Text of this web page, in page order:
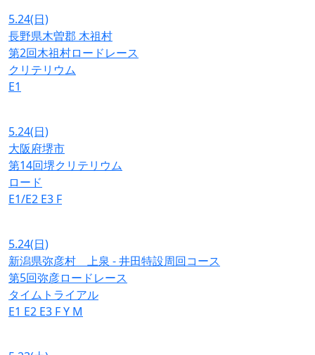
5.24(日)
長野県木曽郡 木祖村
第2回木祖村ロードレース
クリテリウム
E1
5.24(日)
大阪府堺市
第14回堺クリテリウム
ロード
E1/E2 E3 F
5.24(日)
新潟県弥彦村 上泉 - 井田特設周回コース
第5回弥彦ロードレース
タイムトライアル
E1 E2 E3 FY M